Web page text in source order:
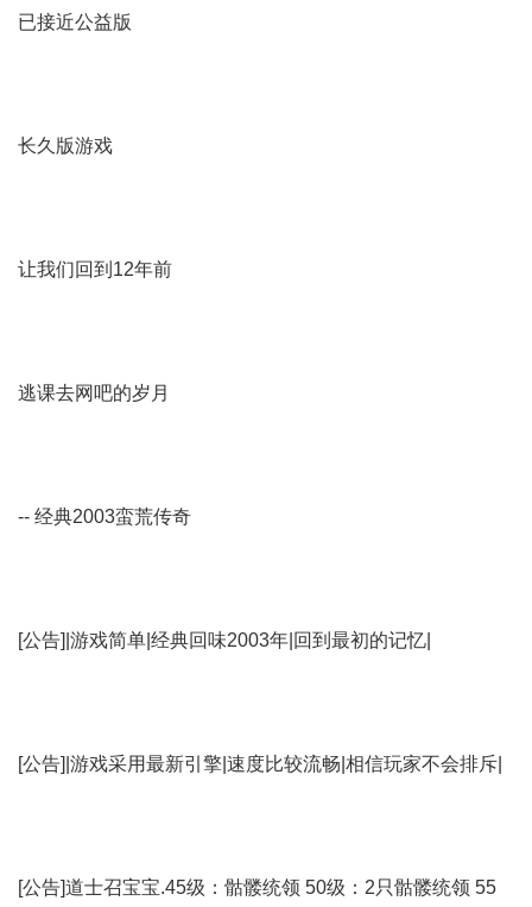
已接近公益版
长久版游戏
让我们回到12年前
逃课去网吧的岁月
-- 经典2003蛮荒传奇
[公告]|游戏简单|经典回味2003年|回到最初的记忆|
[公告]|游戏采用最新引擎|速度比较流畅|相信玩家不会排斥|
[公告]道士召宝宝.45级：骷髅统领 50级：2只骷髅统领 55